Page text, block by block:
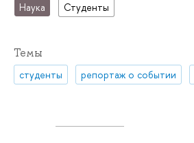
Наука Студенты
Темы
студенты репортаж о событии